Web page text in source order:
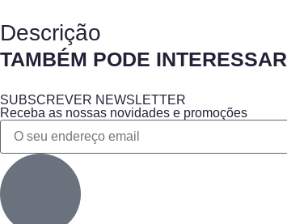
Descrição
TAMBÉM PODE INTERESSAR
SUBSCREVER NEWSLETTER
Receba as nossas novidades e promoções